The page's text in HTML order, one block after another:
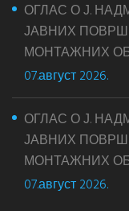
ОГЛАС О Ј.
ЈАВНИХ
МОНТАЖНИХ
07.август 2026.
ОГЛАС О Ј.
ЈАВНИХ
МОНТАЖНИХ
07.август 2026.